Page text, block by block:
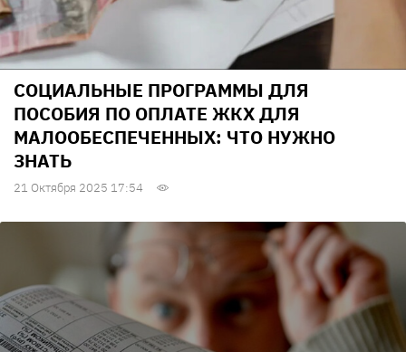
СОЦИАЛЬНЫЕ ПРОГРАММЫ ДЛЯ
ПОСОБИЯ ПО ОПЛАТЕ ЖКХ ДЛЯ
МАЛООБЕСПЕЧЕННЫХ: ЧТО НУЖНО
ЗНАТЬ
21 Октября 2025 17:54